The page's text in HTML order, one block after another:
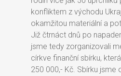
konfliktem z východu
okamžitou materiální a
Již čtrnáct dnů po
jsme tedy zorganizovali
církve finanční sbírku,
250 000,- Kč. Sbírku jsme